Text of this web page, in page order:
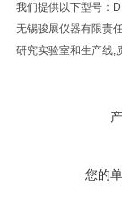
我们提供以下型号：
无锡骏展仪器有限责
研究实验室和生产线,
您的